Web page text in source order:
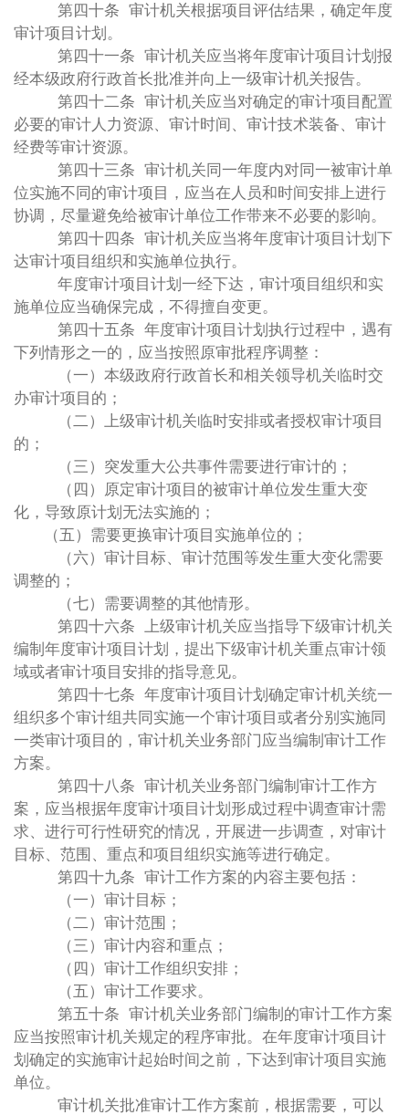
第四十条 审计机关根据项目评估结果，确定年度
审计项目计划。
第四十一条 审计机关应当将年度审计项目计划报
经本级政府行政首长批准并向上一级审计机关报告。
第四十二条 审计机关应当对确定的审计项目配置
必要的审计人力资源、审计时间、审计技术装备、审计
经费等审计资源。
第四十三条 审计机关同一年度内对同一被审计单
位实施不同的审计项目，应当在人员和时间安排上进行
协调，尽量避免给被审计单位工作带来不必要的影响。
第四十四条 审计机关应当将年度审计项目计划下
达审计项目组织和实施单位执行。
年度审计项目计划一经下达，审计项目组织和实
施单位应当确保完成，不得擅自变更。
第四十五条 年度审计项目计划执行过程中，遇有
下列情形之一的，应当按照原审批程序调整：
（一）本级政府行政首长和相关领导机关临时交
办审计项目的；
（二）上级审计机关临时安排或者授权审计项目
的；
（三）突发重大公共事件需要进行审计的；
（四）原定审计项目的被审计单位发生重大变
化，导致原计划无法实施的；
（五）需要更换审计项目实施单位的；
（六）审计目标、审计范围等发生重大变化需要
调整的；
（七）需要调整的其他情形。
第四十六条 上级审计机关应当指导下级审计机关
编制年度审计项目计划，提出下级审计机关重点审计领
域或者审计项目安排的指导意见。
第四十七条 年度审计项目计划确定审计机关统一
组织多个审计组共同实施一个审计项目或者分别实施同
一类审计项目的，审计机关业务部门应当编制审计工作
方案。
第四十八条 审计机关业务部门编制审计工作方
案，应当根据年度审计项目计划形成过程中调查审计需
求、进行可行性研究的情况，开展进一步调查，对审计
目标、范围、重点和项目组织实施等进行确定。
第四十九条 审计工作方案的内容主要包括：
（一）审计目标；
（二）审计范围；
（三）审计内容和重点；
（四）审计工作组织安排；
（五）审计工作要求。
第五十条 审计机关业务部门编制的审计工作方案
应当按照审计机关规定的程序审批。在年度审计项目计
划确定的实施审计起始时间之前，下达到审计项目实施
单位。
审计机关批准审计工作方案前，根据需要，可以